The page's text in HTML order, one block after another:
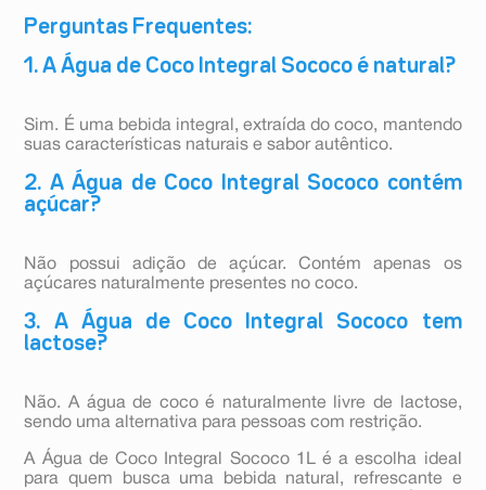
Perguntas Frequentes:
1. A Água de Coco Integral Sococo é natural?
Sim. É uma bebida integral, extraída do coco, mantendo
suas características naturais e sabor autêntico.
2. A Água de Coco Integral Sococo contém
açúcar?
Não possui adição de açúcar. Contém apenas os
açúcares naturalmente presentes no coco.
3. A Água de Coco Integral Sococo tem
lactose?
Não. A água de coco é naturalmente livre de lactose,
sendo uma alternativa para pessoas com restrição.
A Água de Coco Integral Sococo 1L é a escolha ideal
para quem busca uma bebida natural, refrescante e